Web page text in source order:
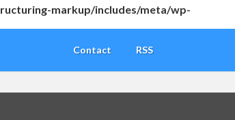
markup/includes/meta/wp-
Contact RSS